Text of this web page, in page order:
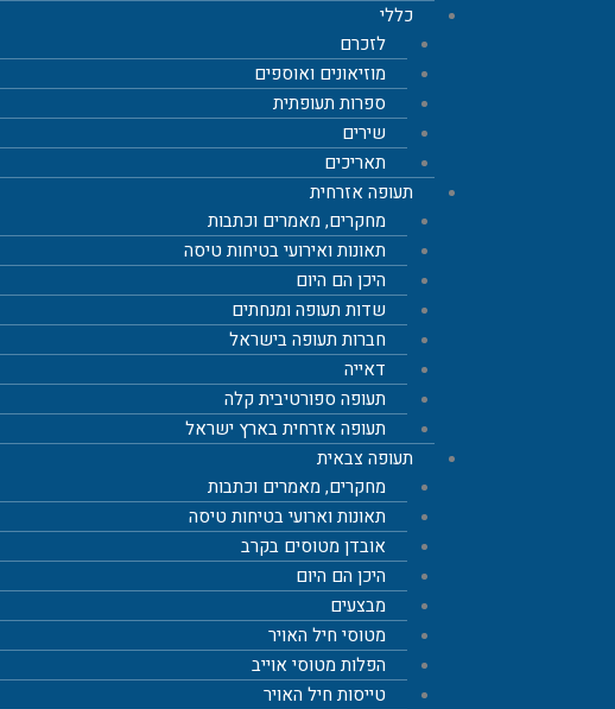
כללי
לזכרם
מוזיאונים ואוספים
ספרות תעופתית
שירים
תאריכים
תעופה אזרחית
מחקרים, מאמרים וכתבות
תאונות ואירועי בטיחות טיסה
היכן הם היום
שדות תעופה ומנחתים
חברות תעופה בישראל
דאייה
תעופה ספורטיבית קלה
תעופה אזרחית בארץ ישראל
תעופה צבאית
מחקרים, מאמרים וכתבות
תאונות וארועי בטיחות טיסה
אובדן מטוסים בקרב
היכן הם היום
מבצעים
מטוסי חיל האויר
הפלות מטוסי אוייב
טייסות חיל האויר